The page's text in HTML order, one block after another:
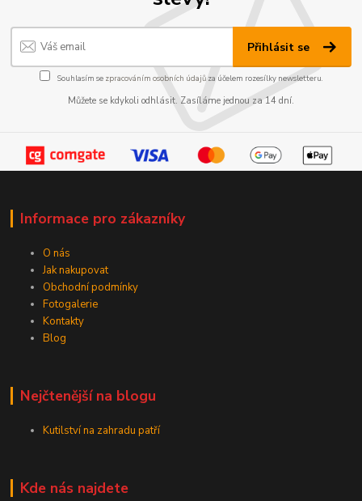
Přihlásit se
Souhlasím se zpracováním osobních údajůza účelem rozesílky newsletteru.
Můžete se kdykoli odhlásit. Zasíláme jednou za 14 dní.
Informace pro zákazníky
O nás
Jak nakupovat
Obchodní podmínky
Fotogalerie
Kontakty
Blog
Nejčtenější na blogu
Kutilství na zahradu patří
Kde nás najdete